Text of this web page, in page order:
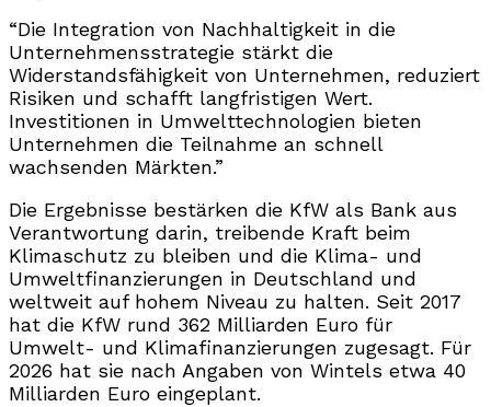
“Die Integration von Nachhaltigkeit in die
Unternehmensstrategie stärkt die
Widerstandsfähigkeit von Unternehmen, reduziert
Risiken und schafft langfristigen Wert.
Investitionen in Umwelttechnologien bieten
Unternehmen die Teilnahme an schnell
wachsenden Märkten.”
Die Ergebnisse bestärken die KfW als Bank aus
Verantwortung darin, treibende Kraft beim
Klimaschutz zu bleiben und die Klima- und
Umweltfinanzierungen in Deutschland und
weltweit auf hohem Niveau zu halten. Seit 2017
hat die KfW rund 362 Milliarden Euro für
Umwelt- und Klimafinanzierungen zugesagt. Für
2026 hat sie nach Angaben von Wintels etwa 40
Milliarden Euro eingeplant.